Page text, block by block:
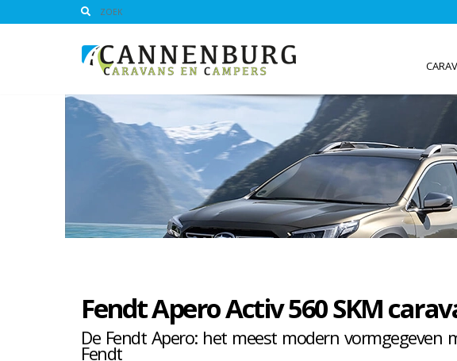
Fendt Apero Activ 560 SKM
De Fendt Apero: het meest modern
Fendt